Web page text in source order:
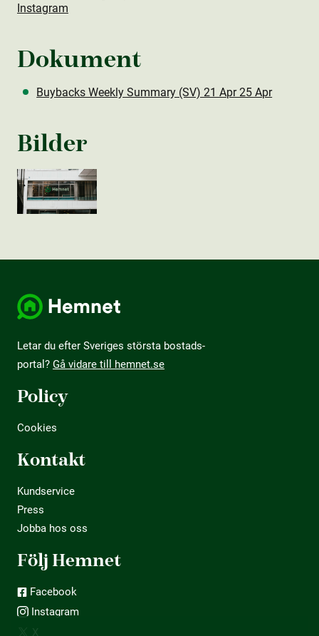
Instagram
Dokument
Buybacks Weekly Summary (SV) 21 Apr 25 Apr
Bilder
Letar du efter Sveriges största bostads­
portal? Gå vidare till hemnet.se
Policy
Cookies
Kontakt
Kundservice
Press
Jobba hos oss
Följ Hemnet
Facebook
Instagram
X